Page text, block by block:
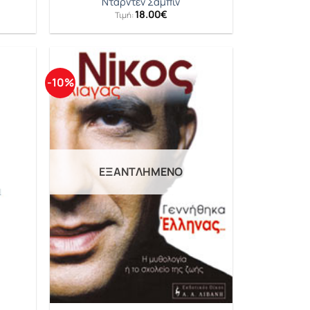
Τιμή:18.00€
-10%
ΕΞΑΝΤΛΗΜΈΝΟ